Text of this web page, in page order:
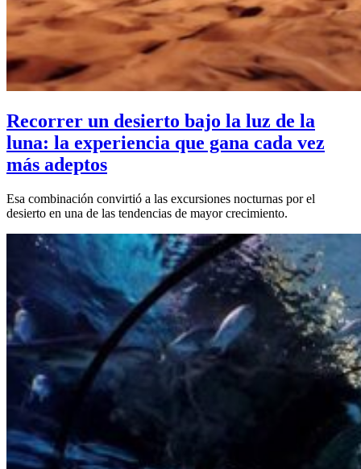
Recorrer un desierto bajo la luz de la
luna: la experiencia que gana cada vez
más adeptos
Esa combinación convirtió a las excursiones nocturnas por el
desierto en una de las tendencias de mayor crecimiento.